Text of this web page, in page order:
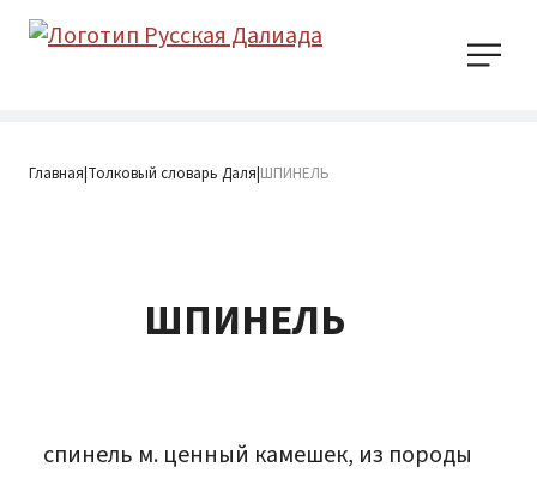
Главная|Толковый словарь Даля|ШПИНЕЛЬ
ШПИНЕЛЬ
спинель м. ценный камешек, из породы